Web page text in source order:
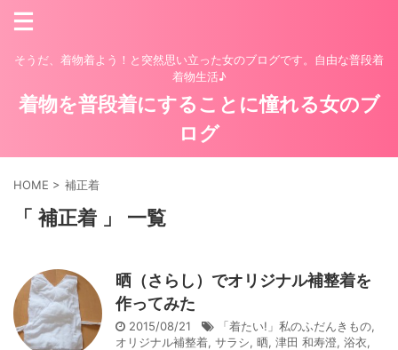
そうだ、着物着よう！と突然思い立った女のブログです。自由な普段着
着物生活♪
着物を普段着にすることに憧れる女のブ
ログ
HOME > 補正着
「 補正着 」 一覧
晒（さらし）でオリジナル補整着を
作ってみた
2015/08/21 「着たい!」私のふだんきもの,
オリジナル補整着, サラシ, 晒, 津田 和寿澄, 浴衣,